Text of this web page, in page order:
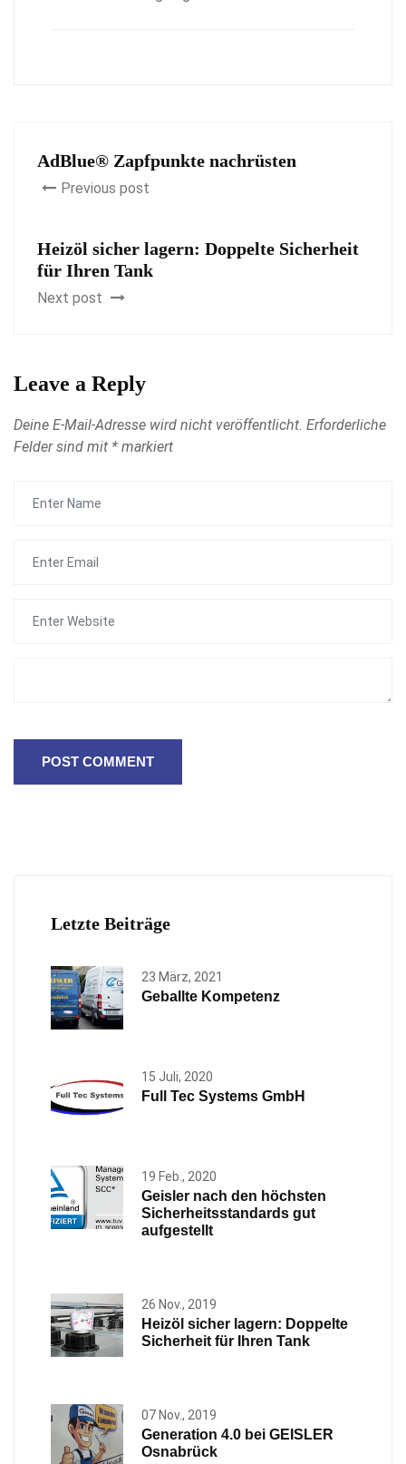
AdBlue® Zapfpunkte nachrüsten
Previous post
Heizöl sicher lagern: Doppelte Sicherheit
für Ihren Tank
Next post
Leave a Reply
Deine E-Mail-Adresse wird nicht veröffentlicht. Erforderliche
Felder sind mit * markiert
Letzte Beiträge
23 März, 2021
Geballte Kompetenz
15 Juli, 2020
Full Tec Systems GmbH
19 Feb., 2020
Geisler nach den höchsten
Sicherheitsstandards gut
aufgestellt
26 Nov., 2019
Heizöl sicher lagern: Doppelte
Sicherheit für Ihren Tank
07 Nov., 2019
Generation 4.0 bei GEISLER
Osnabrück